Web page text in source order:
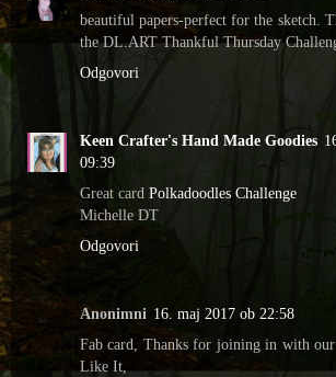
beautiful papers-perfect for the sketch.
the DL.ART Thankful Thursday
Odgovori
Keen Crafter's Hand Made Goodies
09:39
Great card Polkadoodles Challenge
Michelle DT
Odgovori
Anonimni 16. maj 2017 ob 22:58
Fab card, Thanks for joining in with our
Like It,